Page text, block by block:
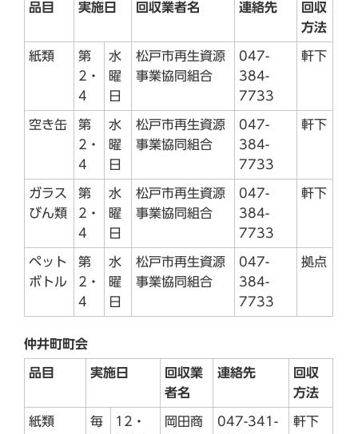
品目 実施日 回収業者名 連絡先
回収
方法
紙類
第
2・
4
水
曜
日
松戸市再生資源
事業協同組合
047-
384-
7733
軒下
空き缶
第
2・
4
水
曜
日
松戸市再生資源
事業協同組合
047-
384-
7733
軒下
ガラス
びん類
第
2・
4
水
曜
日
松戸市再生資源
事業協同組合
047-
384-
7733
軒下
ペット
ボトル
第
2・
4
水
曜
日
松戸市再生資源
事業協同組合
047-
384-
7733
拠点
仲井町町会
品目 実施日
回収業
者名
連絡先
回収
方法
紙類
毎
12・
岡田商
047-341-
軒下